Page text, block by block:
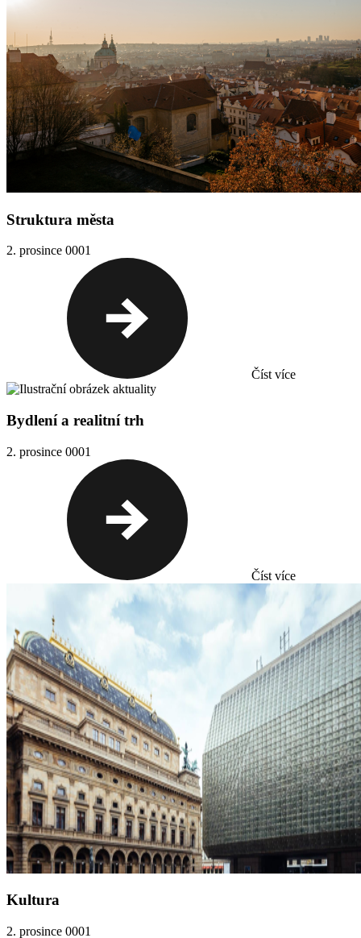
Struktura města
2. prosince 0001
Číst více
Bydlení a realitní trh
2. prosince 0001
Číst více
Kultura
2. prosince 0001